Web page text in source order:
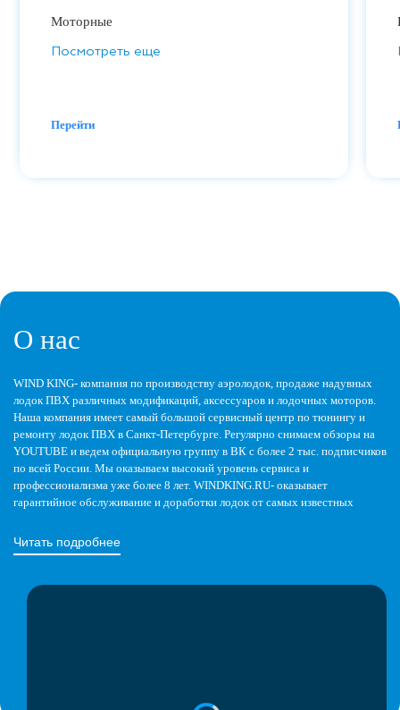
Моторные
Посмотреть еще
Перейти
О нас
WIND KING- компания по производству аэролодок, продаже надувных
лодок ПВХ различных модификаций, аксессуаров и лодочных моторов.
Наша компания имеет самый большой сервисный центр по тюнингу и
ремонту лодок ПВХ в Санкт-Петербурге. Регулярно снимаем обзоры на
YOUTUBE и ведем официальную группу в ВК с более 2 тыс. подписчиков
по всей России. Мы оказываем высокий уровень сервиса и
профессионализма уже более 8 лет. WINDKING.RU- оказывает
гарантийное обслуживание и доработки лодок от самых известных
гарантии на новый товар.
Читать подробнее